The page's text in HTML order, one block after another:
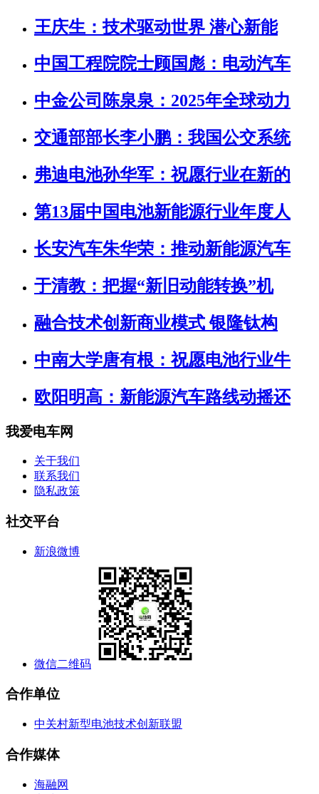
王庆生：技术驱动世界 潜心新能
中国工程院院士顾国彪：电动汽车
中金公司陈泉泉：2025年全球动力
交通部部长李小鹏：我国公交系统
弗迪电池孙华军：祝愿行业在新的
第13届中国电池新能源行业年度人
长安汽车朱华荣：推动新能源汽车
于清教：把握“新旧动能转换”机
融合技术创新商业模式 银隆钛构
中南大学唐有根：祝愿电池行业牛
欧阳明高：新能源汽车路线动摇还
我爱电车网
关于我们
联系我们
隐私政策
社交平台
新浪微博
微信二维码
合作单位
中关村新型电池技术创新联盟
合作媒体
海融网